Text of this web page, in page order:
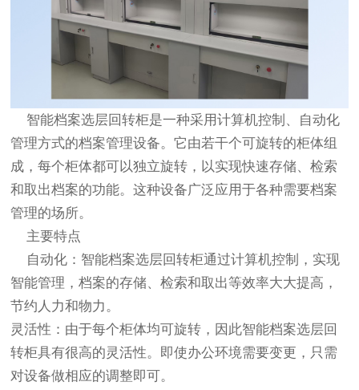
智能档案选层回转柜是一种采用计算机控制、自动化
管理方式的档案管理设备。它由若干个可旋转的柜体组
成，每个柜体都可以独立旋转，以实现快速存储、检索
和取出档案的功能。这种设备广泛应用于各种需要档案
管理的场所。
主要特点
自动化：智能档案选层回转柜通过计算机控制，实现
智能管理，档案的存储、检索和取出等效率大大提高，
节约人力和物力。
灵活性：由于每个柜体均可旋转，因此智能档案选层回
转柜具有很高的灵活性。即使办公环境需要变更，只需
对设备做相应的调整即可。